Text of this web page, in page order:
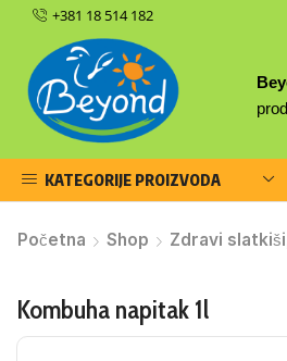
+381 18 514 182
KATEGORIJE PROIZVODA
Početna Shop Zdravi
Kombuha napitak 1l